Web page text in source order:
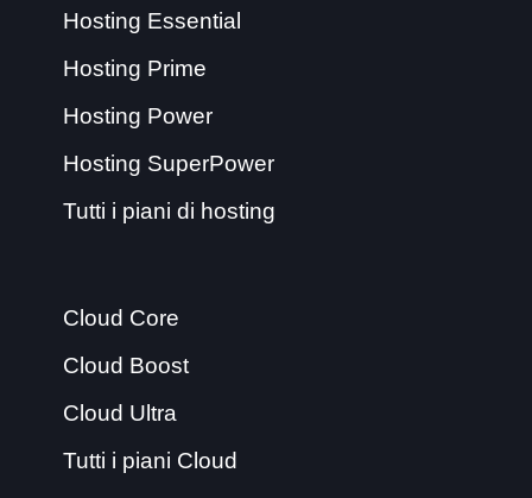
Hosting Essential
Hosting Prime
Hosting Power
Hosting SuperPower
Tutti i piani di hosting
Cloud Core
Cloud Boost
Cloud Ultra
Tutti i piani Cloud